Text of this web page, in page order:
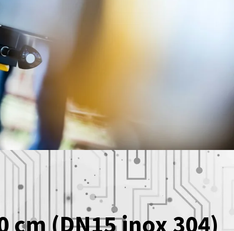
cm (DN15 inox 304)